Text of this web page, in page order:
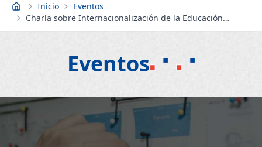
Inicio Inicio
Eventos
Charla sobre Internacionalización de la Educación
Superior
Eventos